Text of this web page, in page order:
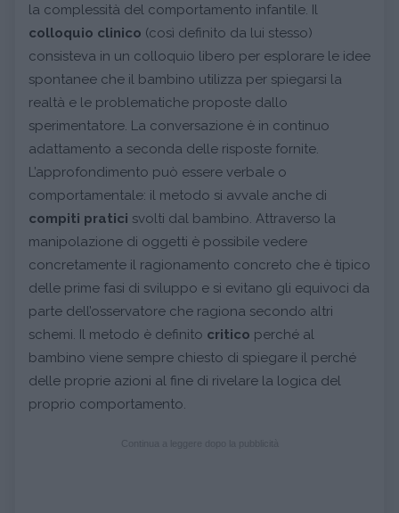
la complessità del comportamento infantile. Il
colloquio clinico (così definito da lui stesso)
consisteva in un colloquio libero per esplorare le idee
spontanee che il bambino utilizza per spiegarsi la
realtà e le problematiche proposte dallo
sperimentatore. La conversazione è in continuo
adattamento a seconda delle risposte fornite.
L’approfondimento può essere verbale o
comportamentale: il metodo si avvale anche di
compiti pratici svolti dal bambino. Attraverso la
manipolazione di oggetti è possibile vedere
concretamente il ragionamento concreto che è tipico
delle prime fasi di sviluppo e si evitano gli equivoci da
parte dell’osservatore che ragiona secondo altri
schemi. Il metodo è definito critico perché al
bambino viene sempre chiesto di spiegare il perché
delle proprie azioni al fine di rivelare la logica del
proprio comportamento.